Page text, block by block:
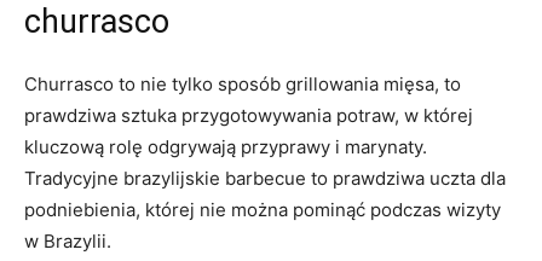
churrasco
Churrasco to nie tylko sposób grillowania mięsa, to
prawdziwa sztuka przygotowywania potraw, w której
kluczową rolę odgrywają przyprawy i marynaty.
Tradycyjne brazylijskie barbecue to prawdziwa uczta dla
podniebienia, ⁤której nie można pominąć podczas wizyty
w Brazylii.